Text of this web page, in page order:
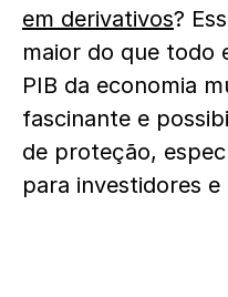
em derivativos?
maior do que todo
PIB da economia
fascinante e
de proteção,
para investidores